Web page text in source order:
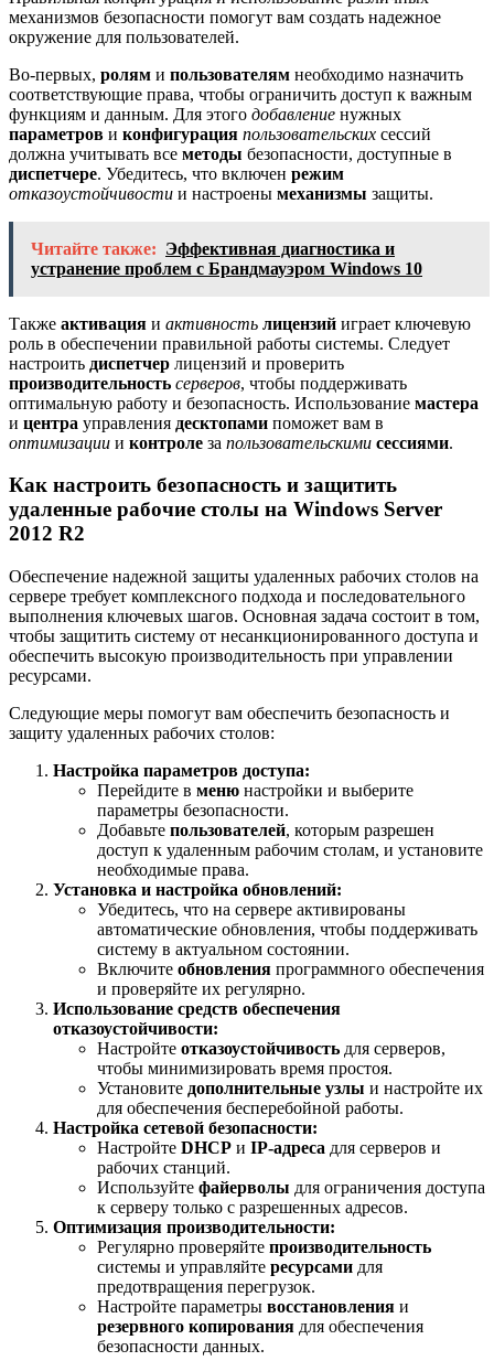
механизмов безопасности помогут вам создать надежное
окружение для пользователей.
Во-первых, ролям и пользователям необходимо назначить
соответствующие права, чтобы ограничить доступ к важным
функциям и данным. Для этого добавление нужных
параметров и конфигурация пользовательских сессий
должна учитывать все методы безопасности, доступные в
диспетчере. Убедитесь, что включен режим
отказоустойчивости и настроены механизмы защиты.
Читайте также: Эффективная диагностика и
устранение проблем с Брандмауэром Windows 10
Также активация и активность лицензий играет ключевую
роль в обеспечении правильной работы системы. Следует
настроить диспетчер лицензий и проверить
производительность серверов, чтобы поддерживать
оптимальную работу и безопасность. Использование мастера
и центра управления десктопами поможет вам в
оптимизации и контроле за пользовательскими сессиями.
Как настроить безопасность и защитить
удаленные рабочие столы на Windows Server
2012 R2
Обеспечение надежной защиты удаленных рабочих столов на
сервере требует комплексного подхода и последовательного
выполнения ключевых шагов. Основная задача состоит в том,
чтобы защитить систему от несанкционированного доступа и
обеспечить высокую производительность при управлении
ресурсами.
Следующие меры помогут вам обеспечить безопасность и
защиту удаленных рабочих столов:
Настройка параметров доступа:
Перейдите в меню настройки и выберите
параметры безопасности.
Добавьте пользователей, которым разрешен
доступ к удаленным рабочим столам, и установите
необходимые права.
Установка и настройка обновлений:
Убедитесь, что на сервере активированы
автоматические обновления, чтобы поддерживать
систему в актуальном состоянии.
Включите обновления программного обеспечения
и проверяйте их регулярно.
Использование средств обеспечения
отказоустойчивости:
Настройте отказоустойчивость для серверов,
чтобы минимизировать время простоя.
Установите дополнительные узлы и настройте их
для обеспечения бесперебойной работы.
Настройка сетевой безопасности:
Настройте DHCP и IP-адреса для серверов и
рабочих станций.
Используйте файерволы для ограничения доступа
к серверу только с разрешенных адресов.
Оптимизация производительности:
Регулярно проверяйте производительность
системы и управляйте ресурсами для
предотвращения перегрузок.
Настройте параметры восстановления и
резервного копирования для обеспечения
безопасности данных.